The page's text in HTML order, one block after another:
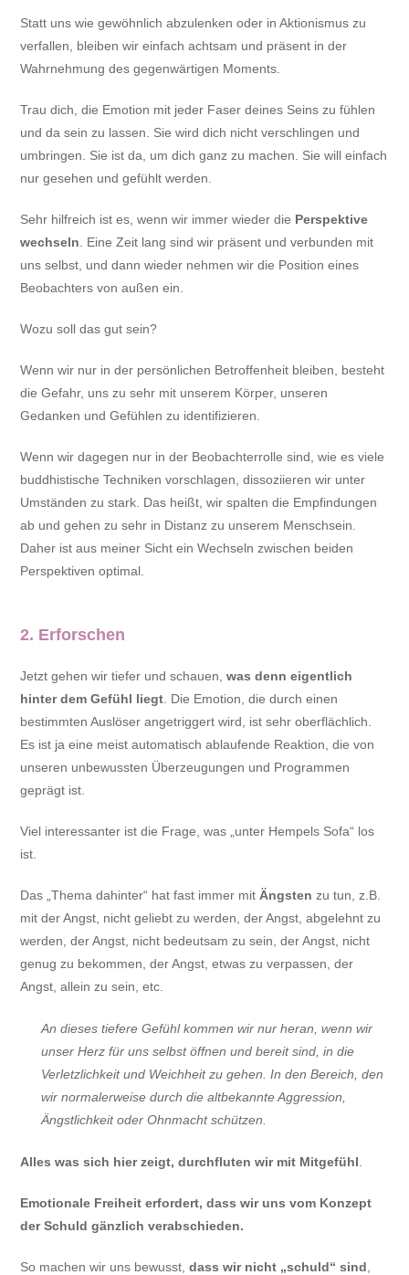
Statt uns wie gewöhnlich abzulenken oder in Aktionismus zu
verfallen, bleiben wir einfach achtsam und präsent in der
Wahrnehmung des gegenwärtigen Moments.
Trau dich, die Emotion mit jeder Faser deines Seins zu fühlen
und da sein zu lassen. Sie wird dich nicht verschlingen und
umbringen. Sie ist da, um dich ganz zu machen. Sie will einfach
nur gesehen und gefühlt werden.
Sehr hilfreich ist es, wenn wir immer wieder die Perspektive
wechseln . Eine Zeit lang sind wir präsent und verbunden mit
uns selbst, und dann wieder nehmen wir die Position eines
Beobachters von außen ein.
Wozu soll das gut sein?
Wenn wir nur in der persönlichen Betroffenheit bleiben, besteht
die Gefahr, uns zu sehr mit unserem Körper, unseren
Gedanken und Gefühlen zu identifizieren.
Wenn wir dagegen nur in der Beobachterrolle sind, wie es viele
buddhistische Techniken vorschlagen, dissoziieren wir unter
Umständen zu stark. Das heißt, wir spalten die Empfindungen
ab und gehen zu sehr in Distanz zu unserem Menschsein.
Daher ist aus meiner Sicht ein Wechseln zwischen beiden
Perspektiven optimal.
2. Erforschen
Jetzt gehen wir tiefer und schauen,was denn eigentlich
hinter dem Gefühl liegt . Die Emotion, die durch einen
bestimmten Auslöser angetriggert wird, ist sehr oberflächlich.
Es ist ja eine meist automatisch ablaufende Reaktion, die von
unseren unbewussten Überzeugungen und Programmen
geprägt ist.
Viel interessanter ist die Frage, was „unter Hempels Sofa“ los
ist.
Das „Thema dahinter“ hat fast immer mit Ängstenzu tun, z.B.
mit der Angst, nicht geliebt zu werden, der Angst, abgelehnt zu
werden, der Angst, nicht bedeutsam zu sein, der Angst, nicht
genug zu bekommen, der Angst, etwas zu verpassen, der
Angst, allein zu sein, etc.
An dieses tiefere Gefühl kommen wir nur heran, wenn wir
unser Herz für uns selbst öffnen und bereit sind, in die
Verletzlichkeit und Weichheit zu gehen. In den Bereich, den
wir normalerweise durch die altbekannte Aggression,
Ängstlichkeit oder Ohnmacht schützen.
Alles was sich hier zeigt, durchfluten wir mit Mitgefühl
Emotionale Freiheit erfordert, dass wir uns vom Konzept
der Schuld gänzlich verabschieden.
So machen wir uns bewusst,dass wir nicht „schuld“ sind